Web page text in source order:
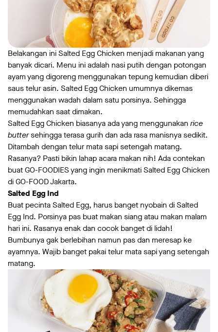
Belakangan ini Salted Egg Chicken menjadi makanan yang
banyak dicari. Menu ini adalah nasi putih dengan potongan
ayam yang digoreng menggunakan tepung kemudian diberi
saus telur asin. Salted Egg Chicken umumnya dikemas
menggunakan wadah dalam satu porsinya. Sehingga
memudahkan saat dimakan.
Salted Egg Chicken biasanya ada yang menggunakan rice
buttersehingga terasa gurih dan ada rasa manisnya sedikit.
Ditambah dengan telur mata sapi setengah matang.
Rasanya? Pasti bikin lahap acara makan nih! Ada contekan
buat GO-FOODIES yang ingin menikmati Salted Egg Chicken
di GO-FOOD Jakarta.
Salted Egg Ind
Buat pecinta Salted Egg, harus banget nyobain di Salted
Egg Ind. Porsinya pas buat makan siang atau makan malam
hari ini. Rasanya enak dan cocok banget di lidah!
Bumbunya gak berlebihan namun pas dan meresap ke
ayamnya. Wajib banget pakai telur mata sapi yang setengah
matang.